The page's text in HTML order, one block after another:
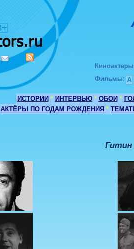
Киноактеры
Фильмы: А
ИСТОРИИ * ИНТЕРВЬЮ * ОБОИ *
АКТЁРЫ ПО ГОДАМ РОЖДЕНИЯ *
Гитин